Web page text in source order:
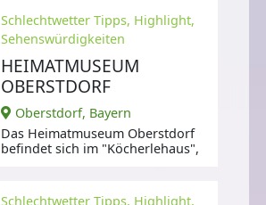
Schlechtwetter Tipps, Highlight,
Sehenswürdigkeiten
HEIMATMUSEUM
OBERSTDORF
Oberstdorf, Bayern
Das Heimatmuseum Oberstdorf
befindet sich im "Köcherlehaus",
Schlechtwetter Tipps, Highlight,